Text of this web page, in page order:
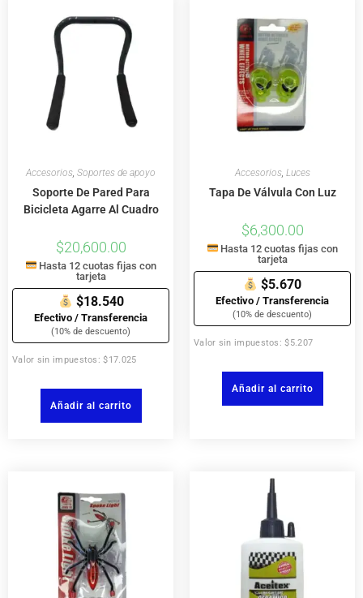
Accesorios, Soportes de apoyo
Soporte De Pared Para
Bicicleta Agarre Al Cuadro
$20,600.00
Hasta 12 cuotas fijas con
tarjeta
$18.540
Efectivo / Transferencia
(10% de descuento)
Valor sin impuestos: $17.025
Añadir al carrito
Accesorios, Luces
Tapa De Válvula Con Luz
$6,300.00
Hasta 12 cuotas fijas con
tarjeta
$5.670
Efectivo / Transferencia
(10% de descuento)
Valor sin impuestos: $5.207
Añadir al carrito